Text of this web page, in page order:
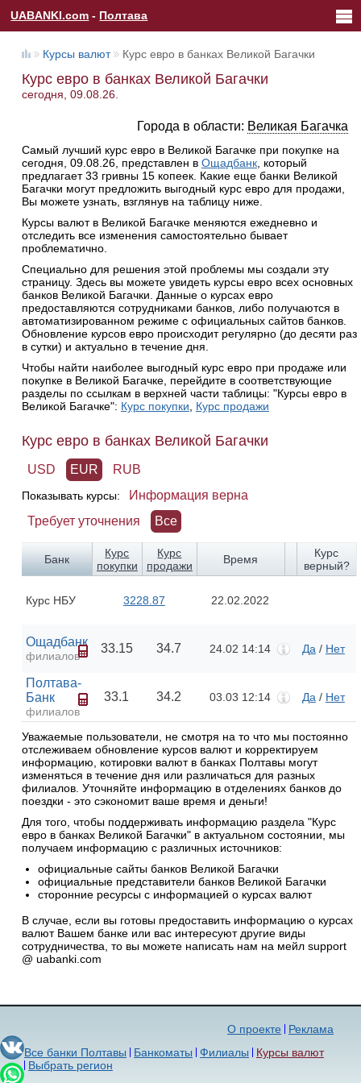
UABANKI.com - Полтава
Курсы валют Курс евро в банках Великой Багачки
Курс евро в банках Великой Багачки
сегодня, 09.08.26.
Города в области: Великая Багачка
Самый лучший курс евро в Великой Багачке при покупке на
сегодня, 09.08.26, представлен в Ощадбанк, который
предлагает 33 гривны 15 копеек. Какие еще банки Великой
Багачки могут предложить выгодный курс евро для продажи,
Вы можете узнать, взглянув на таблицу ниже.
Курсы валют в Великой Багачке меняются ежедневно и
отследить все изменения самостоятельно бывает
проблематично.
Специально для решения этой проблемы мы создали эту
страницу. Здесь вы можете увидеть курсы евро всех основных
банков Великой Багачки. Данные о курсах евро
предоставляются сотрудниками банков, либо получаются в
автоматизированном режиме с официальных сайтов банков.
Обновление курсов евро происходит регулярно (до десяти раз
в сутки) и актуально в течение дня.
Чтобы найти наиболее выгодный курс евро при продаже или
покупке в Великой Багачке, перейдите в соответствующие
разделы по ссылкам в верхней части таблицы: "Курсы евро в
Великой Багачке": Курс покупки Курс продажи
Курс евро в банках Великой Багачки
USD EUR RUB
Показывать курсы:
Информация верна
Требует уточнения
Все
Банк
Курс
покупки
Курс
продажи
Время
Курс
верный?
Курс НБУ 3228.87 22.02.2022
Ощадбанк
филиалов
33.15 34.7 24.02 14:14 Да / Нет
Полтава-
Банк
филиалов
33.1 34.2 03.03 12:14 Да / Нет
Уважаемые пользователи, не смотря на то что мы постоянно
отслеживаем обновление курсов валют и корректируем
информацию, котировки валют в банках Полтавы могут
изменяться в течение дня или различаться для разных
филиалов. Уточняйте информацию в отделениях банков до
поездки - это сэкономит ваше время и деньги!
Для того, чтобы поддерживать информацию раздела "Курс
евро в банках Великой Багачки" в актуальном состоянии, мы
получаем информацию с различных источников:
официальные сайты банков Великой Багачки
официальные представители банков Великой Багачки
сторонние ресурсы с информацией о курсах валют
В случае, если вы готовы предоставить информацию о курсах
валют Вашем банке или вас интересуют другие виды
сотрудничества, то вы можете написать нам на мейл support
@ uabanki.com
Реклама
О проекте
Все банки Полтавы
Банкоматы Филиалы
Курсы валют
Выбрать регион